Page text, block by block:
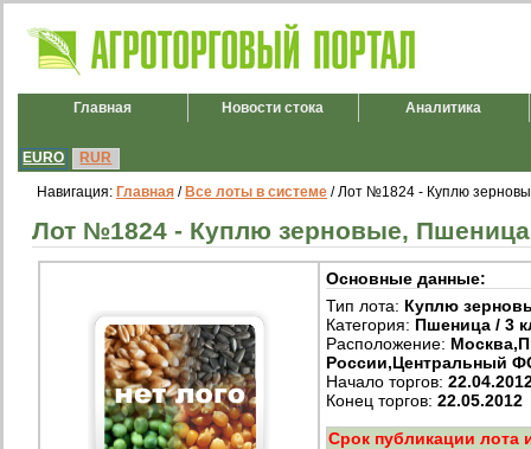
Главная Новости стока Аналитика
EURO RUR
Навигация: Главная / Все лоты в системе / Лот №1824 - Куплю
Лот №1824 - Куплю зерновые, Пшеница
Основные данные:
Тип лота: Куплю
Категория: Пшеница / 3
Расположение:
России,Центральный
Начало торгов:
Конец торгов: 22.05.2012
Срок публикации лота